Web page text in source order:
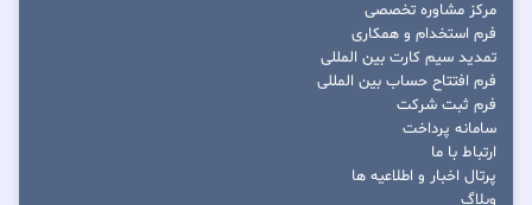
مرکز مشاوره تخصصی
فرم استخدام و همکاری
تمدید سیم کارت بین المللی
فرم افتتاح حساب بین المللی
فرم ثبت شرکت
سامانه پرداخت
ارتباط با ما
پرتال اخبار و اطلاعیه ها
وبلاگ